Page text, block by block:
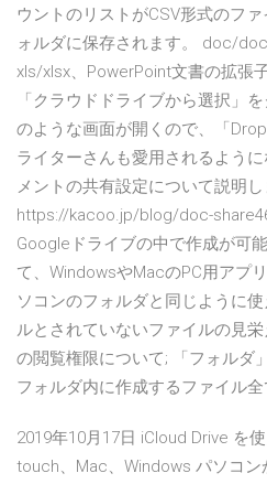
ウントのリストがCSV形式のフ
ォルダに保存されます。 doc/
xls/xlsx、PowerPoint文書の拡張
「クラウドドライブから選択」
のような画面が開くので、「
ライターさんも愛用されるよう
メントの共有設定について説明
https://kacoo.jp/blog/doc-
Googleドライブの中で作成が可
て、WindowsやMacのPC用アプ
ソコンのフォルダと同じように
ルとされていないファイルの見
の閲覧権限について; 「フォルダ
フォルダ内に作成するファイル
2019年10月17日 iCloud Drive を
touch、Mac、Windows パソコ